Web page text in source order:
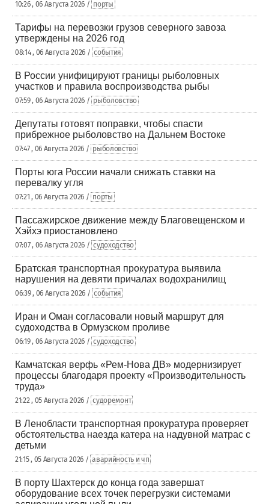
10:26 , 06 Августа 2026 / порты
Тарифы на перевозки грузов северного завоза
утверждены на 2026 год
08:14 , 06 Августа 2026 / события
В России унифицируют границы рыболовных
участков и правила воспроизводства рыбы
07:59 , 06 Августа 2026 / рыболовство
Депутаты готовят поправки, чтобы спасти
прибрежное рыболовство на Дальнем Востоке
07:47 , 06 Августа 2026 / рыболовство
Порты юга России начали снижать ставки на
перевалку угля
07:21 , 06 Августа 2026 / порты
Пассажирское движение между Благовещенском и
Хэйхэ приостановлено
07:07 , 06 Августа 2026 / судоходство
Братская транспортная прокуратура выявила
нарушения на девяти причалах водохранилищ
06:39 , 06 Августа 2026 / события
Иран и Оман согласовали новый маршрут для
судоходства в Ормузском проливе
06:19 , 06 Августа 2026 / судоходство
Камчатская верфь «Рем-Нова ДВ» модернизирует
процессы благодаря проекту «Производительность
труда»
21:22 , 05 Августа 2026 / судоремонт
В Ленобласти транспортная прокуратура проверяет
обстоятельства наезда катера на надувной матрас с
детьми
21:15 , 05 Августа 2026 / аварийность и чп
В порту Шахтерск до конца года завершат
оборудование всех точек перегрузки системами